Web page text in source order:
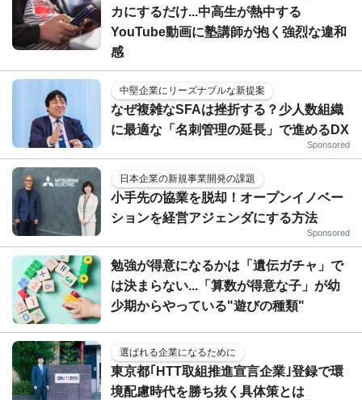
カにするだけ...中高生が熱中する
YouTube動画に塾講師が抱く強烈な違和
感
中堅企業にリーズナブルな新提案
なぜ複雑なSFAは挫折する？少人数組織
に最適な「名刺管理の延長」で進めるDX
Sponsored
日本企業の新規事業開発の課題
小手先の協業を脱却！オープンイノベー
ションを経営アジェンダにする方法
Sponsored
勉強が得意になるかは「遺伝ガチャ」で
は決まらない...「算数が得意な子」が幼
少期からやっている"遊びの種類"
選ばれる企業になるために
東京都｢HTT取組推進宣言企業｣登録で環
境配慮時代を勝ち抜く具体策とは